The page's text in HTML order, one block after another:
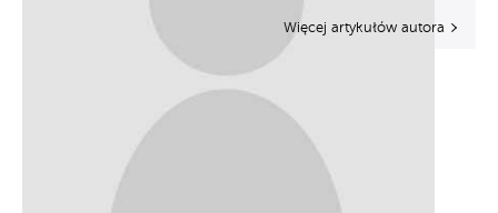
Więcej artykułów autora